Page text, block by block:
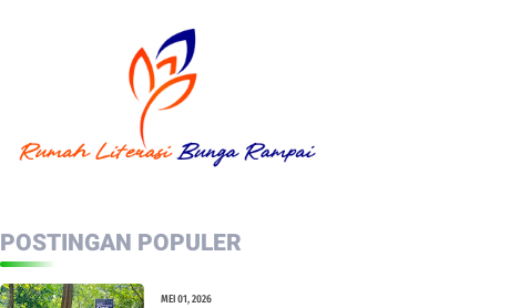
POSTINGAN POPULER
MEI 01, 2026